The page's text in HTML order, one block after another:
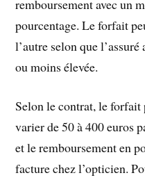
remboursement avec un
pourcentage. Le forfait
l’autre selon que
ou moins élevée.
Selon le contrat, le forfait
varier de 50 à 400 euros
et le remboursement en
facture chez l’opticien.